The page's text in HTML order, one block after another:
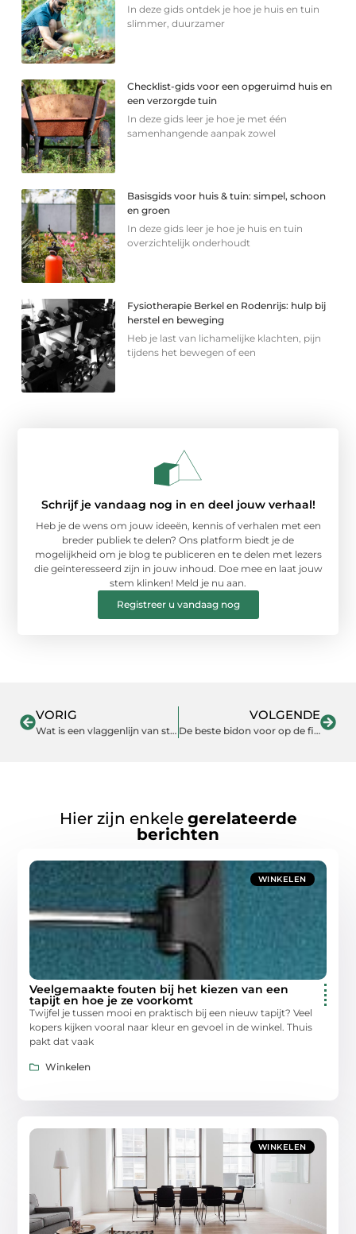
In deze gids ontdek je hoe je huis en tuin
slimmer, duurzamer
Checklist-gids voor een opgeruimd huis en
een verzorgde tuin
In deze gids leer je hoe je met één
samenhangende aanpak zowel
Basisgids voor huis & tuin: simpel, schoon
en groen
In deze gids leer je hoe je huis en tuin
overzichtelijk onderhoudt
Fysiotherapie Berkel en Rodenrijs: hulp bij
herstel en beweging
Heb je last van lichamelijke klachten, pijn
tijdens het bewegen of een
Schrijf je vandaag nog in en deel jouw verhaal!
Heb je de wens om jouw ideeën, kennis of verhalen met een
breder publiek te delen? Ons platform biedt je de
mogelijkheid om je blog te publiceren en te delen met lezers
die geïnteresseerd zijn in jouw inhoud. Doe mee en laat jouw
stem klinken! Meld je nu aan.
Registreer u vandaag nog
VORIG
Wat is een vlaggenlijn van stof?
VOLGENDE
De beste bidon voor op de fiets voor 2024
Hier zijn enkele gerelateerde
berichten
WINKELEN
Veelgemaakte fouten bij het kiezen van een
tapijt en hoe je ze voorkomt
Twijfel je tussen mooi en praktisch bij een nieuw tapijt? Veel
kopers kijken vooral naar kleur en gevoel in de winkel. Thuis
pakt dat vaak
Winkelen
WINKELEN